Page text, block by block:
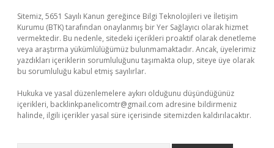
Sitemiz, 5651 Sayılı Kanun gereğince Bilgi Teknolojileri ve İletişim
Kurumu (BTK) tarafından onaylanmış bir Yer Sağlayıcı olarak hizmet
vermektedir. Bu nedenle, sitedeki içerikleri proaktif olarak denetleme
veya araştırma yükümlülüğümüz bulunmamaktadır. Ancak, üyelerimiz
yazdıkları içeriklerin sorumluluğunu taşımakta olup, siteye üye olarak
bu sorumluluğu kabul etmiş sayılırlar.
Hukuka ve yasal düzenlemelere aykırı olduğunu düşündüğünüz
içerikleri, backlinkpanelicomtr@gmail.com adresine bildirmeniz
halinde, ilgili içerikler yasal süre içerisinde sitemizden kaldırılacaktır.